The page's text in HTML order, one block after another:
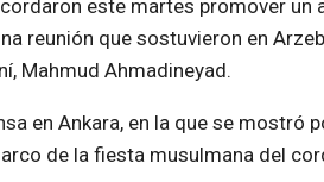
este martes promover un
reunión que sostuvieron en
Mahmud Ahmadineyad.
en Ankara, en la que se mostró
de la fiesta musulmana del